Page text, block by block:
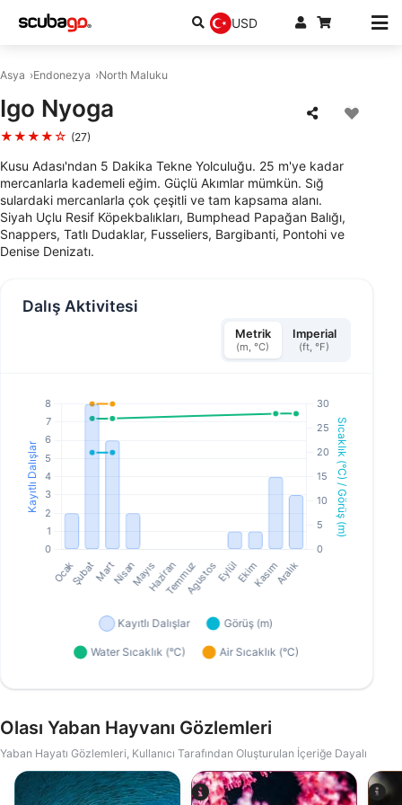
USD
Asya Endonezya North Maluku
Igo Nyoga
★★★★☆ (27)
Kusu Adası'ndan 5 Dakika Tekne Yolculuğu. 25 m'ye kadar
mercanlarla kademeli eğim. Güçlü Akımlar mümkün. Sığ
sulardaki mercanlarla çok çeşitli ve tam kapsama alanı.
Siyah Uçlu Resif Köpekbalıkları, Bumphead Papağan Balığı,
Snappers, Tatlı Dudaklar, Fusseliers, Bargibanti, Pontohi ve
Denise Denizatı.
Dalış Aktivitesi
Metrik
(m, °C)
Imperial
(ft, °F)
Olası Yaban Hayvanı Gözlemleri
Yaban Hayatı Gözlemleri, Kullanıcı Tarafından Oluşturulan İçeriğe Dayalı